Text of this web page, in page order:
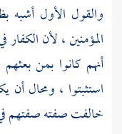
والقول الأول أشبه
المؤمنين ، لأن
أنهم كانوا بمن
استثبتوا ، ومحال أن
خالفت صفته صفتهم